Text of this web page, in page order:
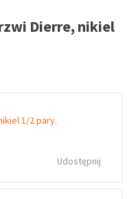
Dierre, nikiel
Udostępnij